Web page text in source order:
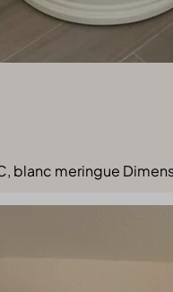
C, blanc meringue